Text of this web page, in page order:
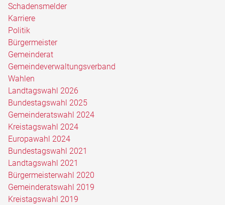
Schadensmelder
Karriere
Politik
Bürgermeister
Gemeinderat
Gemeindeverwaltungsverband
Wahlen
Landtagswahl 2026
Bundestagswahl 2025
Gemeinderatswahl 2024
Kreistagswahl 2024
Europawahl 2024
Bundestagswahl 2021
Landtagswahl 2021
Bürgermeisterwahl 2020
Gemeinderatswahl 2019
Kreistagswahl 2019